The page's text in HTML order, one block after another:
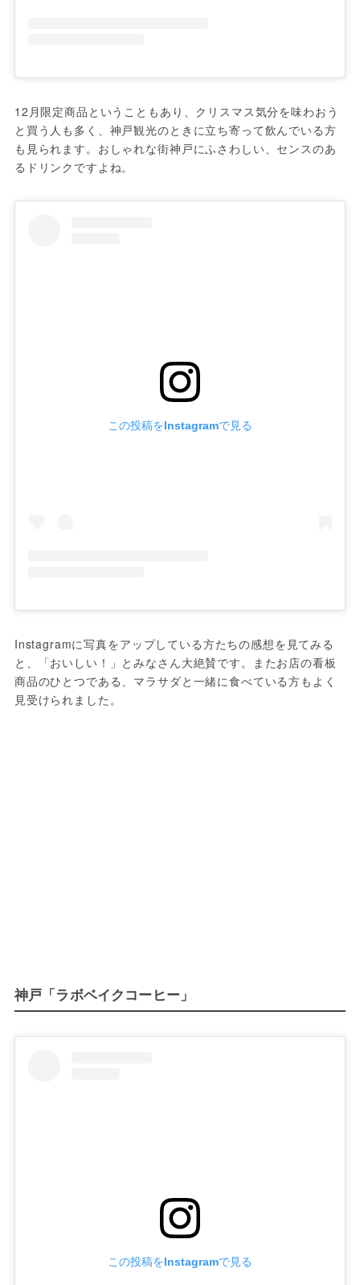
12月限定商品ということもあり、クリスマス気分を味わおう
と買う人も多く、神戸観光のときに立ち寄って飲んでいる方
も見られます。おしゃれな街神戸にふさわしい、センスのあ
るドリンクですよね。
この投稿をInstagramで見る
Instagramに写真をアップしている方たちの感想を見てみる
と、「おいしい！」とみなさん大絶賛です。またお店の看板
商品のひとつである、マラサダと一緒に食べている方もよく
見受けられました。
神戸「ラボベイクコーヒー」
この投稿をInstagramで見る